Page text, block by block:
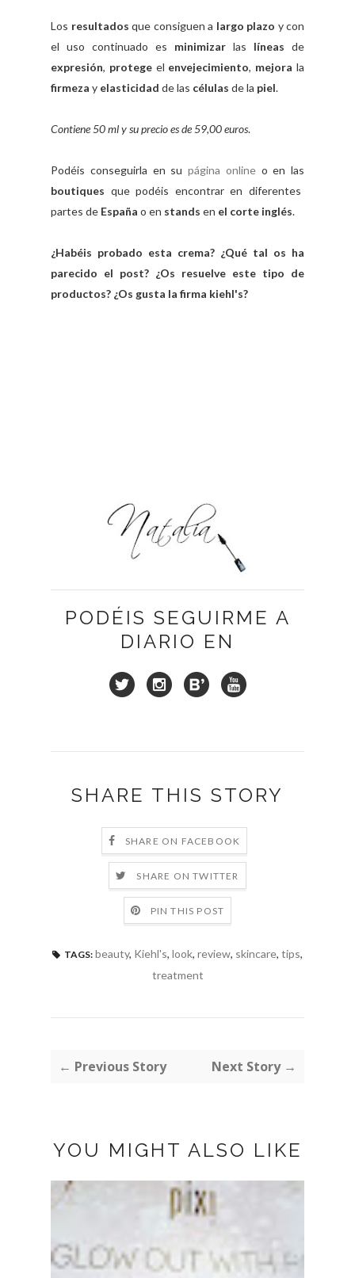
Los resultados que consiguen a largo plazo y con
el uso continuado es minimizar las líneas de
expresión, protegeel envejecimiento, mejora la
firmeza y elasticidad de las células de la piel.
Contiene 50 ml y su precio es de 59,00 euros.
Podéis conseguirla en su página onlineo en las
boutiques que podéis encontrar en diferentes
partes de España o en stands en el corte inglés.
¿Habéis probado esta crema? ¿Qué tal os ha
parecido el post? ¿Os resuelve este tipo de
productos? ¿Os gusta la firma kiehl's?
PODÉIS SEGUIRME A
DIARIO EN
SHARE THIS STORY
SHARE ON FACEBOOK
SHARE ON TWITTER
PIN THIS POST
TAGS: beauty, Kiehl's, look, review, skincare, tips,
treatment
← Previous Story Next Story →
YOU MIGHT ALSO LIKE